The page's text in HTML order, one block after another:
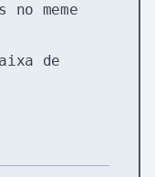
meme
de